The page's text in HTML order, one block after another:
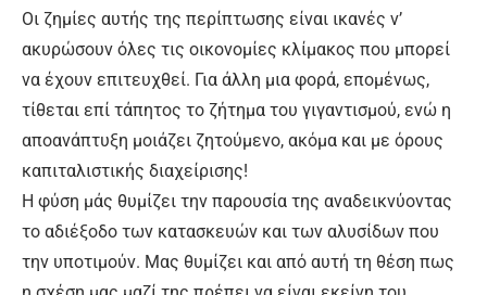
Οι ζημίες αυτής της περίπτωσης είναι ικανές ν’
ακυρώσουν όλες τις οικονομίες κλίμακος που μπορεί
να έχουν επιτευχθεί. Για άλλη μια φορά, επομένως,
τίθεται επί τάπητος το ζήτημα του γιγαντισμού, ενώ η
αποανάπτυξη μοιάζει ζητούμενο, ακόμα και με όρους
καπιταλιστικής διαχείρισης!
Η φύση μάς θυμίζει την παρουσία της αναδεικνύοντας
το αδιέξοδο των κατασκευών και των αλυσίδων που
την υποτιμούν. Μας θυμίζει και από αυτή τη θέση πως